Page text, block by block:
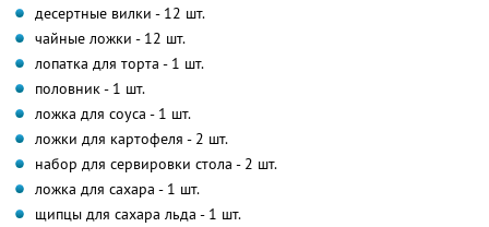
десертные вилки - 12 шт.
чайные ложки - 12 шт.
лопатка для торта - 1 шт.
половник - 1 шт.
ложка для соуса - 1 шт.
ложки для картофеля - 2 шт.
набор для сервировки стола - 2 шт.
ложка для сахара - 1 шт.
щипцы для сахара льда - 1 шт.